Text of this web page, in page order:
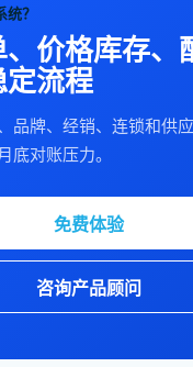
？
价格库存、
流程
品牌、经销、连锁和供
底对账压力。
免费体验
咨询产品顾问